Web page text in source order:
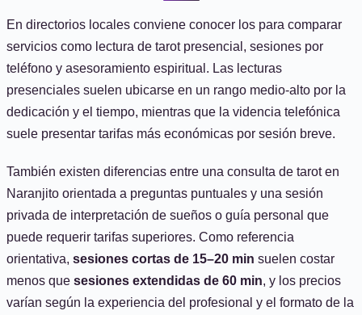
En directorios locales conviene conocer los para comparar
servicios como lectura de tarot presencial, sesiones por
teléfono y asesoramiento espiritual. Las lecturas
presenciales suelen ubicarse en un rango medio-alto por la
dedicación y el tiempo, mientras que la videncia telefónica
suele presentar tarifas más económicas por sesión breve.
También existen diferencias entre una consulta de tarot en
Naranjito orientada a preguntas puntuales y una sesión
privada de interpretación de sueños o guía personal que
puede requerir tarifas superiores. Como referencia
orientativa, sesiones cortas de 15–20 min suelen costar
menos que sesiones extendidas de 60 min, y los precios
varían según la experiencia del profesional y el formato de la